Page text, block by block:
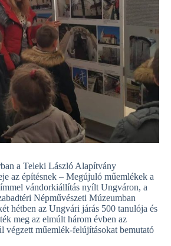
a Teleki László Alapítvány
az építésnek – Megújuló műemlékek a
vándorkiállítás nyílt Ungváron, a
Népművészeti Múzeumban
hétben az Ungvári járás 500 tanulója és
meg az elmúlt három évben az
végzett műemlék-felújításokat bemutató